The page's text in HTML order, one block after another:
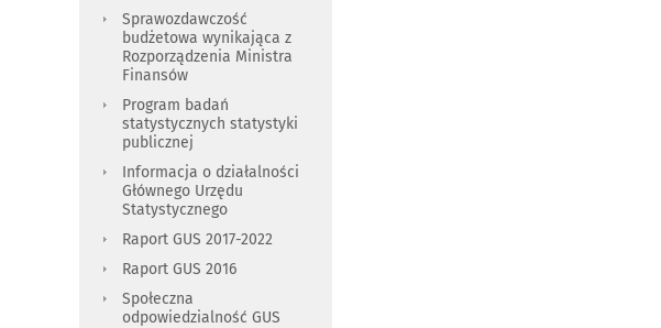
Sprawozdawczość
budżetowa wynikająca z
Rozporządzenia Ministra
Finansów
Program badań
statystycznych statystyki
publicznej
Informacja o działalności
Głównego Urzędu
Statystycznego
Raport GUS 2017-2022
Raport GUS 2016
Społeczna
odpowiedzialność GUS